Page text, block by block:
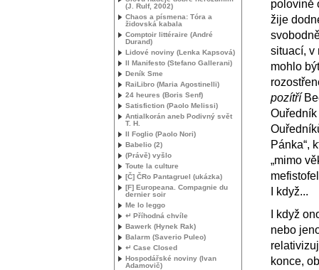
polovině
žije
situací, v
mohlo
pozítří
Pánka“,
„mimo
I když...
I když
nebo
konce,
(J. Rulf, 2002)
Chaos a písmena: Tóra a
židovská kabala
Comptoir littéraire (André
Durand)
Lidové noviny (Lenka Kapsová)
Il Manifesto (Stefano Gallerani)
Deník Sme
RaiLibro (Maria Agostinelli)
24 heures (Boris Senf)
Satisfiction (Paolo Melissi)
Antialkorán aneb Podivný svět
T. H.
Il Foglio (Paolo Nori)
Babelio (2)
(Právě) vyšlo
Toute la culture
[Č] ČRo Pantagruel (ukázka)
[F] Europeana. Compagnie du
dernier soir
Me lo leggo
↵ Příhodná chvíle
Bawerk (Hynek Rak)
Balarm (Saverio Puleo)
↵ Case Closed
Hospodářské noviny (Ivan
Adamovič)